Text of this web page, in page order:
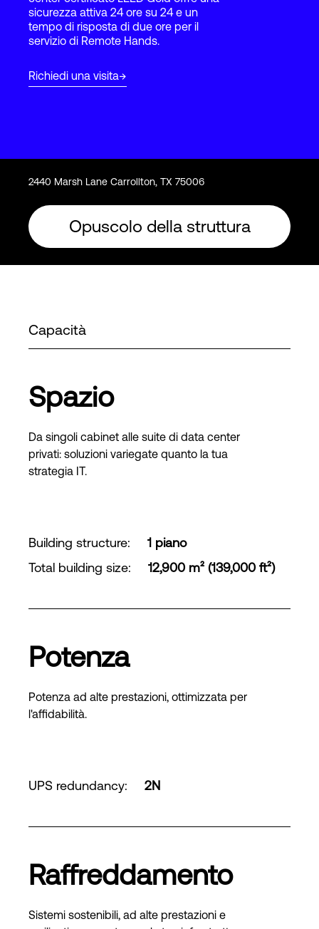
Accesso
sicurezza attiva 24 ore su 24 e un
tempo di risposta di due ore per il
servizio di Remote Hands.
Richiedi una visita
2440 Marsh Lane Carrollton, TX 75006
Opuscolo della struttura
Capacità
Spazio
Da singoli cabinet alle suite di data center
privati: soluzioni variegate quanto la tua
strategia IT.
Building structure:
1 piano
Total building size: 12,900 m² (139,000 ft²)
Potenza
Potenza ad alte prestazioni, ottimizzata per
l'affidabilità.
UPS redundancy: 2N
Raffreddamento
Sistemi sostenibili, ad alte prestazioni e